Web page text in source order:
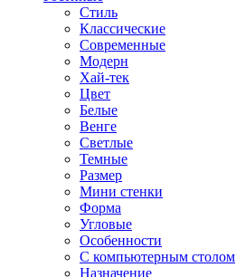
Стиль
Классические
Современные
Модерн
Хай-тек
Цвет
Белые
Венге
Светлые
Темные
Размер
Мини стенки
Форма
Угловые
Особенности
С компьютерным столом
Назначение